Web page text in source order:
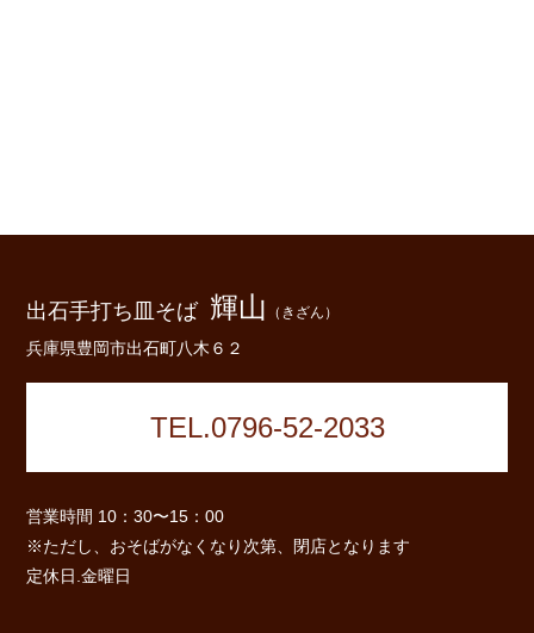
出石手打ち皿そば 輝山 （きざん）
兵庫県豊岡市出石町八木６２
TEL.0796-52-2033
営業時間 10：30〜15：00
※ただし、おそばがなくなり次第、閉店となります
定休日.金曜日